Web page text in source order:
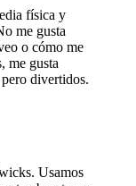
física y
me gusta
o cómo me
me gusta
divertidos.
Usamos